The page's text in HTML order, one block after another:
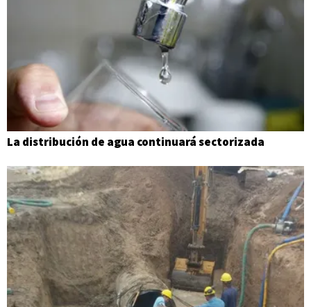
La distribución de agua continuará sectorizada